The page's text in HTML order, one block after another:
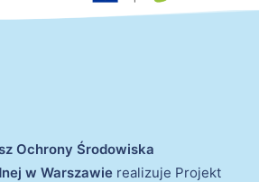
Ochrony Środowiska
w Warszawie realizuje Projekt